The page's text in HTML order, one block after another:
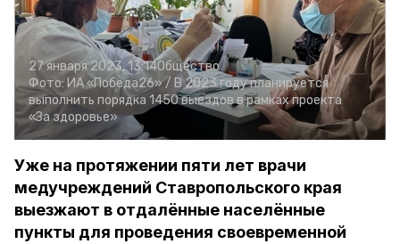
27 января 2023, 13:14Общество
Фото: ИА «Победа26» / В 2023 году планируется
выполнить порядка 1450 выездов в рамках проекта
«За здоровье»
Уже на протяжении пяти лет врачи
медучреждений Ставропольского края
выезжают в отдалённые населённые
пункты для проведения своевременной